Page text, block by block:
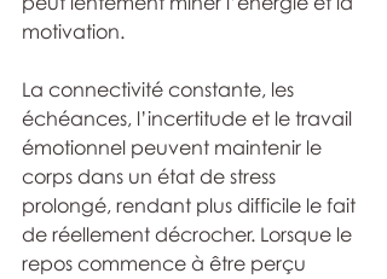
motivation.
La connectivité constante, les
échéances, l’incertitude et le travail
émotionnel peuvent maintenir le
corps dans un état de stress
prolongé, rendant plus difficile le fait
de réellement décrocher. Lorsque le
repos commence à être perçu